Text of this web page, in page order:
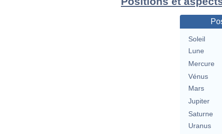
Soleil
Lune
Mercure
Vénus
Mars
Jupiter
Saturne
Uranus